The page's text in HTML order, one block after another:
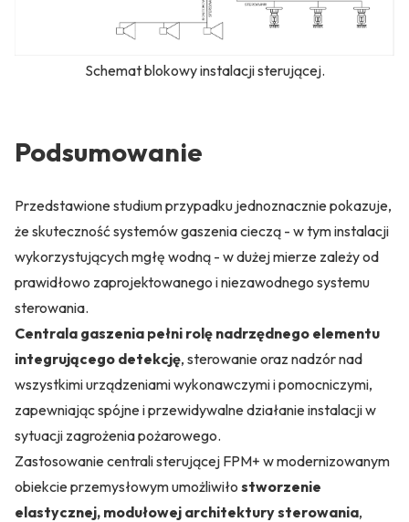
Schemat blokowy instalacji sterującej.
Podsumowanie
Przedstawione studium przypadku jednoznacznie pokazuje,
że skuteczność systemów gaszenia cieczą - w tym instalacji
wykorzystujących mgłę wodną - w dużej mierze zależy od
prawidłowo zaprojektowanego i niezawodnego systemu
sterowania.
Centrala gaszenia pełni rolę nadrzędnego elementu
integrującego detekcję, sterowanie oraz nadzór nad
wszystkimi urządzeniami wykonawczymi i pomocniczymi,
zapewniając spójne i przewidywalne działanie instalacji w
sytuacji zagrożenia pożarowego.
Zastosowanie centrali sterującej FPM+ w modernizowanym
obiekcie przemysłowym umożliwiło stworzenie
elastycznej, modułowej architektury sterowania,